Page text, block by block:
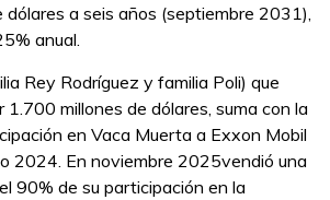
dólares a seis años (septiembre 2031),
anual.
Rey Rodríguez y familia Poli) que
1.700 millones de dólares, suma con la
en Vaca Muerta a Exxon Mobil
2024. En noviembre 2025vendió una
90% de su participación en la